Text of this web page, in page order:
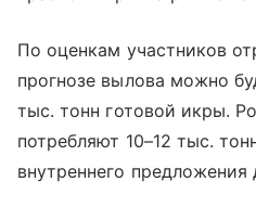
По оценкам участников
прогнозе вылова можно
тыс. тонн готовой икры.
потребляют 10–12 тыс.
внутреннего предложения